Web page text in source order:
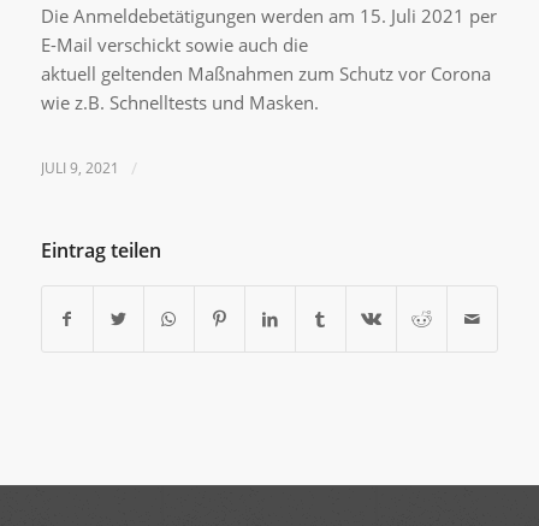
Die Anmeldebetätigungen werden am 15. Juli 2021 per
E-Mail verschickt sowie auch die
aktuell geltenden Maßnahmen zum Schutz vor Corona
wie z.B. Schnelltests und Masken.
JULI 9, 2021 /
Eintrag teilen